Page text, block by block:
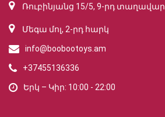
Ռուբինյանց 15/5, 9-րդ տաղավար
Մեգա մոլ, 2-րդ հարկ
info@boobootoys.am
+37455136336
Երկ – Կիր: 10:00 - 22:00